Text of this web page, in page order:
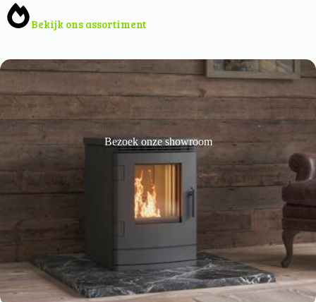
Bekijk ons assortiment
Bezoek onze showroom